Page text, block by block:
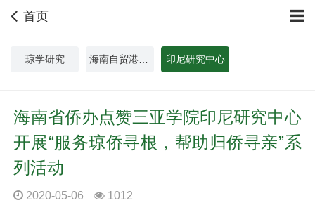
首页
琼学研究 印尼研究中心
海南省侨办点赞三亚学院印尼研究中心
开展“服务琼侨寻根，帮助归侨寻亲”系
列活动
2020-05-06 1012